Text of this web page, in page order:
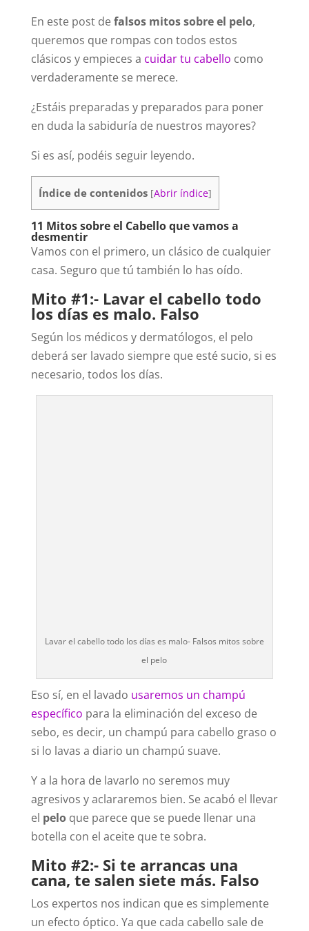
En este post defalsos mitos sobre el pelo,
queremos que rompas con todos estos
clásicos y empieces a cuidar tu cabello como
verdaderamente se merece.
¿Estáis preparadas y preparados para poner
en duda la sabiduría de nuestros mayores?
Si es así, podéis seguir leyendo.
Índice de contenidos [Abrir índice]
11 Mitos sobre el Cabello que vamos a
desmentir
Vamos con el primero, un clásico de cualquier
casa. Seguro que tú también lo has oído.
Mito #1:- Lavar el cabello todo
los días es malo. Falso
Según los médicos y dermatólogos, el pelo
deberá ser lavado siempre que esté sucio, si es
necesario, todos los días.
Lavar el cabello todo los días es malo- Falsos mitos sobre
el pelo
Eso sí, en el lavado usaremos un champú
específico para la eliminación del exceso de
sebo, es decir, un champú para cabello graso o
si lo lavas a diario un champú suave.
Y a la hora de lavarlo no seremos muy
agresivos y aclararemos bien. Se acabó el llevar
el peloque parece que se puede llenar una
botella con el aceite que te sobra.
Mito #2:- Si te arrancas una
cana, te salen siete más. Falso
Los expertos nos indican que es simplemente
un efecto óptico. Ya que cada cabello sale de